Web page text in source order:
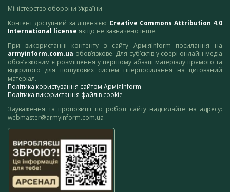
Міністерство оборони України
Контент доступний за ліцензією Creative Commons Attribution 4.0
International license якщо не зазначено інше.
При використанні контенту з сайту АрміяInform посилання на
armyinform.com.ua обов’язкове. Для суб’єктів у сфері онлайн-медіа
обов’язковим є розміщення у першому абзаці матеріалу прямого та
відкритого для пошукових систем гіперпосилання на цитований
матеріал.
Політика користування сайтом АрміяInform
Політика використання файлів cookie
Зауваження та пропозиції по роботі сайту надсилайте на адресу:
webmaster@armyinform.com.ua